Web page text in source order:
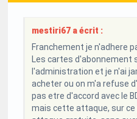
mestiri67 a écrit :
Franchement je n'adhere
Les cartes d'abonnement
l'administration et je n'ai
acheter ou on m'a refuse
pas etre d'accord avec le
mais cette attaque, sur ce